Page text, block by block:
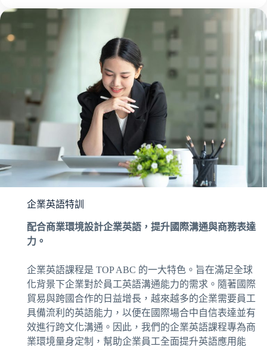
企業英語特訓
配合商業環境設計企業英語，提升國際溝通與商務表達
力。
企業英語課程是 TOP ABC 的一大特色。旨在滿足全球
化背景下企業對於員工英語溝通能力的需求。隨著國際
貿易與跨國合作的日益增長，越來越多的企業需要員工
具備流利的英語能力，以便在國際場合中自信表達並有
效進行跨文化溝通。因此，我們的企業英語課程專為商
業環境量身定制，幫助企業員工全面提升英語應用能